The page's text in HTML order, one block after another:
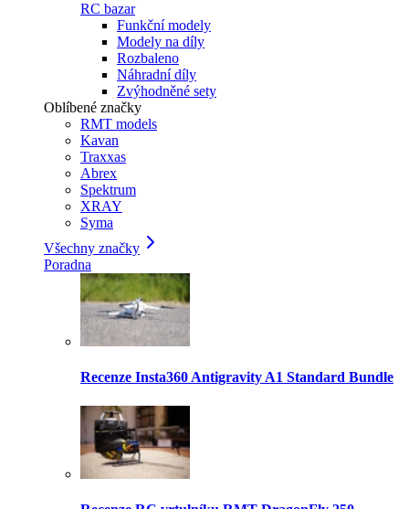
RC bazar
Funkční modely
Modely na díly
Rozbaleno
Náhradní díly
Zvýhodněné sety
Oblíbené značky
RMT models
Kavan
Traxxas
Abrex
Spektrum
XRAY
Syma
Všechny značky
Poradna
Recenze Insta360 Antigravity A1 Standard Bundle